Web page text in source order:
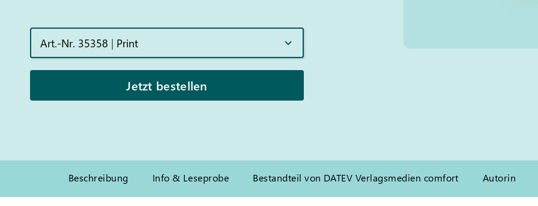
Art.-Nr. 35358 | Print
Jetzt bestellen
Beschreibung Info & Leseprobe Bestandteil von DATEV Verlagsmedien comfort Autorin